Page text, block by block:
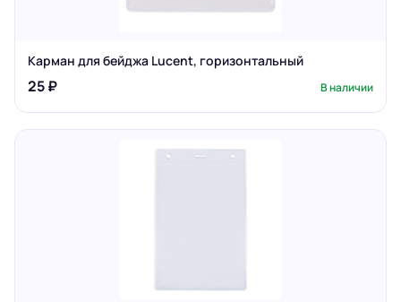
Карман для бейджа Lucent, горизонтальный
25 ₽ В наличии